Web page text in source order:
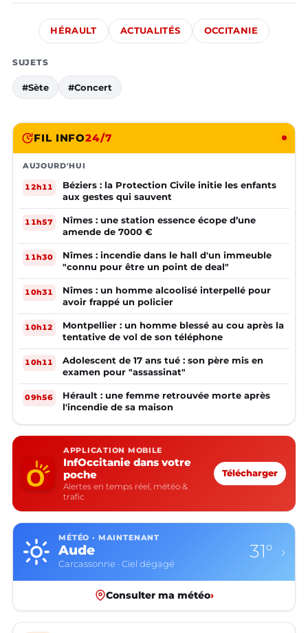
HÉRAULT ACTUALITÉS OCCITANIE
SUJETS
#Sète #Concert
FIL INFO24/7
AUJOURD'HUI
12h11
Béziers : la Protection Civile initie les enfants
aux gestes qui sauvent
11h57
Nîmes : une station essence écope d’une
amende de 7000 €
11h30
Nîmes : incendie dans le hall d'un immeuble
"connu pour être un point de deal"
10h31
Nîmes : un homme alcoolisé interpellé pour
avoir frappé un policier
10h12
Montpellier : un homme blessé au cou après la
tentative de vol de son téléphone
10h11
Adolescent de 17 ans tué : son père mis en
examen pour "assassinat"
09h56
Hérault : une femme retrouvée morte après
l'incendie de sa maison
APPLICATION MOBILE
InfOccitanie dans votre
poche
Alertes en temps réel, météo &
trafic
Télécharger
MÉTÉO · MAINTENANT
Aude
Carcassonne · Ciel dégagé
31° ›
Consulter ma météo›